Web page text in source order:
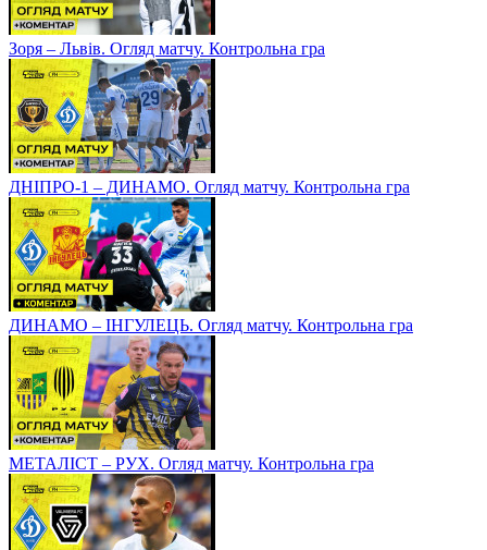
Зоря – Львів. Огляд матчу. Контрольна гра
ДНІПРО-1 – ДИНАМО. Огляд матчу. Контрольна гра
ДИНАМО – ІНГУЛЕЦЬ. Огляд матчу. Контрольна гра
МЕТАЛІСТ – РУХ. Огляд матчу. Контрольна гра